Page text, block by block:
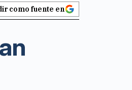
como fuente en